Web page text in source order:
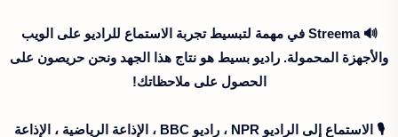
🔊 Streema في مهمة لتبسيط تجربة الاستماع للراديو على الويب
والأجهزة المحمولة. راديو بسيط هو نتاج هذا الجهد ونحن حريصون على
الحصول على ملاحظاتك!
🎙 الاستماع إلى الراديو NPR ، راديو BBC ، الإذاعة الرياضية ، الإذاعة